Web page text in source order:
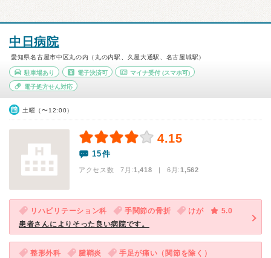
中日病院
愛知県名古屋市中区丸の内（丸の内駅、久屋大通駅、名古屋城駅）
駐車場あり 電子決済可 マイナ受付 (スマホ可)
電子処方せん対応
土曜（〜12:00）
4.15
15件
アクセス数 7月:1,418 | 6月:1,562
リハビリテーション科 手関節の骨折 けが
5.0
患者さんによりそった良い病院です。
整形外科 腱鞘炎
手足が痛い（関節を除く）